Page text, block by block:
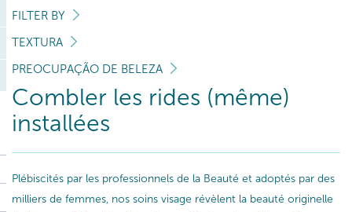
FILTER BY
TEXTURA
PREOCUPAÇÃO DE BELEZA
Combler les rides (même)
installées
Plébiscités par les professionnels de la Beauté et adoptés par des
milliers de femmes, nos soins visage révèlent la beauté originelle